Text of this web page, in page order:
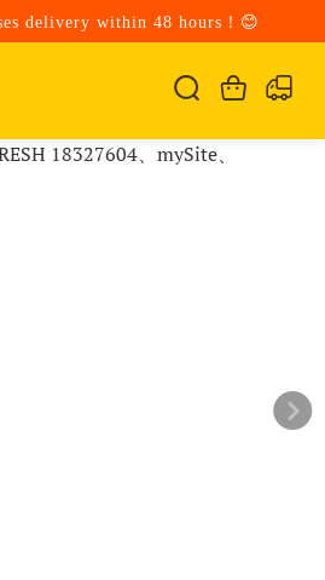
delivery within 48 hours！😊